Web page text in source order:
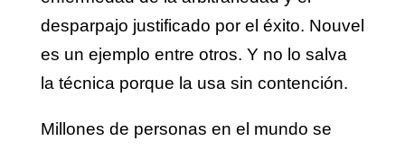
desparpajo justificado por el éxito. Nouvel
es un ejemplo entre otros. Y no lo salva
la técnica porque la usa sin contención.
Millones de personas en el mundo se